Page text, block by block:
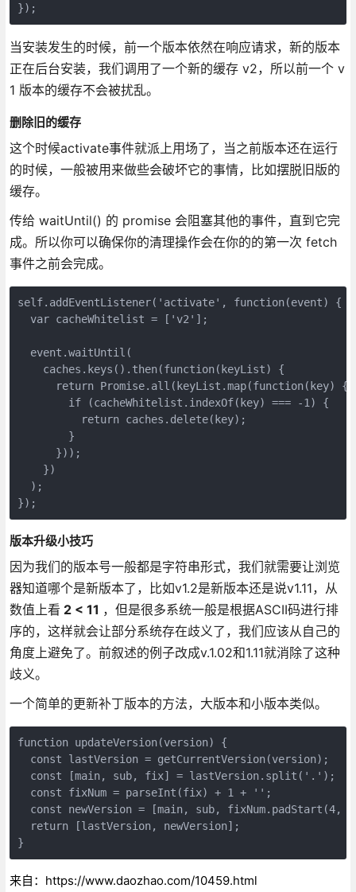
});
当安装发生的时候，前一个版本依然在响应请求，新的版本
正在后台安装，我们调用了一个新的缓存 v2，所以前一个 v
1 版本的缓存不会被扰乱。
删除旧的缓存
这个时候activate事件就派上用场了，当之前版本还在运行
的时候，一般被用来做些会破坏它的事情，比如摆脱旧版的
缓存。
传给 waitUntil() 的 promise 会阻塞其他的事件，直到它完
成。所以你可以确保你的清理操作会在你的的第一次 fetch
事件之前会完成。
self.addEventListener('activate', function(event) {
  var cacheWhitelist = ['v2'];
  event.waitUntil(
    caches.keys().then(function(keyList) {
      return Promise.all(keyList.map(function(key) {
        if (cacheWhitelist.indexOf(key) === -1) {
          return caches.delete(key);
        }
      }));
    })
  );
});
版本升级小技巧
因为我们的版本号一般都是字符串形式，我们就需要让浏览
器知道哪个是新版本了，比如v1.2是新版本还是说v1.11，从
数值上看 2 < 11 ，但是很多系统一般是根据ASCII码进行排
序的，这样就会让部分系统存在歧义了，我们应该从自己的
角度上避免了。前叙述的例子改成v.1.02和1.11就消除了这种
歧义。
一个简单的更新补丁版本的方法，大版本和小版本类似。
function updateVersion(version) {
  const lastVersion = getCurrentVersion(version);
  const [main, sub, fix] = lastVersion.split('.');
  const fixNum = parseInt(fix) + 1 + '';
const newVersion = [main, sub, fixNum.padStart(4,
  return [lastVersion, newVersion];
}
来自：https://www.daozhao.com/10459.html